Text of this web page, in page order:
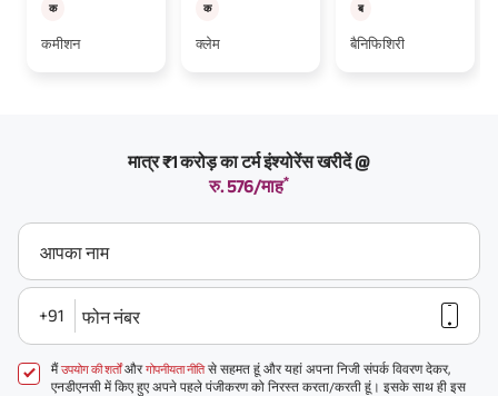
क
कमीशन
क
क्लेम
ब
बैनिफिशिरी
मात्र ₹1 करोड़ का टर्म इंश्योरेंस खरीदें @
रु. 576/माह*
आपका नाम
+91 फोन नंबर
मैंउपयोग की शर्तोंऔरगोपनीयता नीतिसे सहमत हूं और यहां अपना निजी संपर्क विवरण देकर,
एनडीएनसी में किए हुए अपने पहले पंजीकरण को निरस्त करता/करती हूं। इसके साथ ही इस